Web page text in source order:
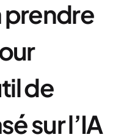
prendre
de
sur l’IA